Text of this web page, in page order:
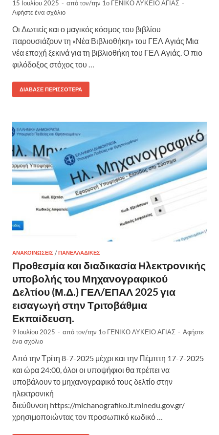
15 Ιουλίου 2025 - από τον/την 1ο ΓΕΝΙΚΟ ΛΥΚΕΙΟ ΑΓΙΑΣ -
Αφήστε ένα σχόλιο
Οι Δωτιείς και ο μαγικός κόσμος του βιβλίου
παρουσιάζουν τη «Νέα Βιβλιοθήκη» του ΓΕΛ Αγιάς Μια
νέα εποχή ξεκινά για τη βιβλιοθήκη του ΓΕΛ Αγιάς. Ο πιο
φιλόδοξος στόχος του …
ΔΙΆΒΑΣΕ ΠΕΡΙΣΣΌΤΕΡΑ
ΑΝΑΚΟΙΝΏΣΕΙΣ /ΠΑΝΕΛΛΑΔΙΚΈΣ
Προθεσμία και διαδικασία Ηλεκτρονικής
υποβολής του Μηχανογραφικού
Δελτίου (Μ.Δ.) ΓΕΛ/ΕΠΑΛ 2025 για
εισαγωγή στην Τριτοβάθμια
Εκπαίδευση.
9 Ιουλίου 2025 - από τον/την 1ο ΓΕΝΙΚΟ ΛΥΚΕΙΟ ΑΓΙΑΣ - Αφήστε
ένα σχόλιο
Από την Τρίτη 8-7-2025 μέχρι και την Πέμπτη 17-7-2025
και ώρα 24:00, όλοι οι υποψήφιοι θα πρέπει να
υποβάλουν το μηχανογραφικό τους δελτίο στην
ηλεκτρονική
διεύθυνση https://michanografiko.it.minedu.gov.gr/
χρησιμοποιώντας τον προσωπικό κωδικό …